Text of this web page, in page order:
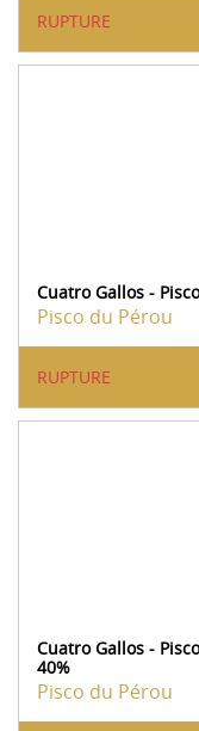
RUPTURE
Cuatro Gallos -
Pisco du Pérou
RUPTURE
Cuatro Gallos -
40%
Pisco du Pérou